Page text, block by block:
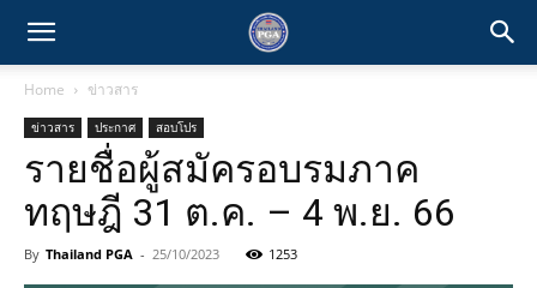
Home ข่าวสาร
ข่าวสาร ประกาศ สอบโปร
รายชื่อผู้สมัครอบรมภาค
ทฤษฎี 31 ต.ค. – 4 พ.ย. 66
By Thailand PGA - 25/10/2023 1253